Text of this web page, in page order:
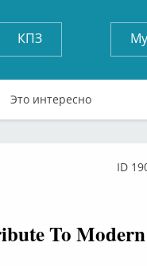
КПЗ
Это интересно
ID
To